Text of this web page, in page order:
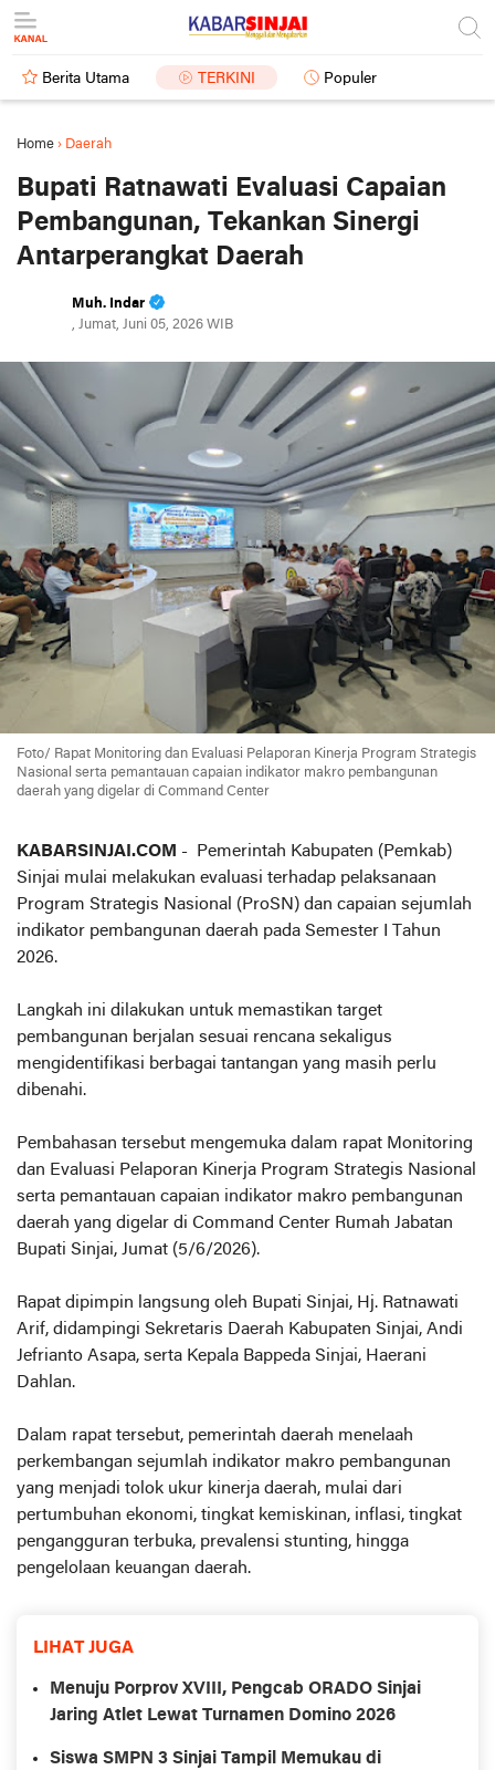
Berita Utama TERKINI Populer
Home › Daerah
Bupati Ratnawati Evaluasi Capaian
Pembangunan, Tekankan Sinergi
Antarperangkat Daerah
Muh. Indar
, Jumat, Juni 05, 2026 WIB
Foto/ Rapat Monitoring dan Evaluasi Pelaporan Kinerja Program Strategis
Nasional serta pemantauan capaian indikator makro pembangunan
daerah yang digelar di Command Center
KABARSINJAI.COM - Pemerintah Kabupaten (Pemkab)
Sinjai mulai melakukan evaluasi terhadap pelaksanaan
Program Strategis Nasional (ProSN) dan capaian sejumlah
indikator pembangunan daerah pada Semester I Tahun
2026.
Langkah ini dilakukan untuk memastikan target
pembangunan berjalan sesuai rencana sekaligus
mengidentifikasi berbagai tantangan yang masih perlu
dibenahi.
Pembahasan tersebut mengemuka dalam rapat Monitoring
dan Evaluasi Pelaporan Kinerja Program Strategis Nasional
serta pemantauan capaian indikator makro pembangunan
daerah yang digelar di Command Center Rumah Jabatan
Bupati Sinjai, Jumat (5/6/2026).
Rapat dipimpin langsung oleh Bupati Sinjai, Hj. Ratnawati
Arif, didampingi Sekretaris Daerah Kabupaten Sinjai, Andi
Jefrianto Asapa, serta Kepala Bappeda Sinjai, Haerani
Dahlan.
Dalam rapat tersebut, pemerintah daerah menelaah
perkembangan sejumlah indikator makro pembangunan
yang menjadi tolok ukur kinerja daerah, mulai dari
pertumbuhan ekonomi, tingkat kemiskinan, inflasi, tingkat
pengangguran terbuka, prevalensi stunting, hingga
pengelolaan keuangan daerah.
LIHAT JUGA
Menuju Porprov XVIII, Pengcab ORADO Sinjai
Jaring Atlet Lewat Turnamen Domino 2026
Siswa SMPN 3 Sinjai Tampil Memukau di